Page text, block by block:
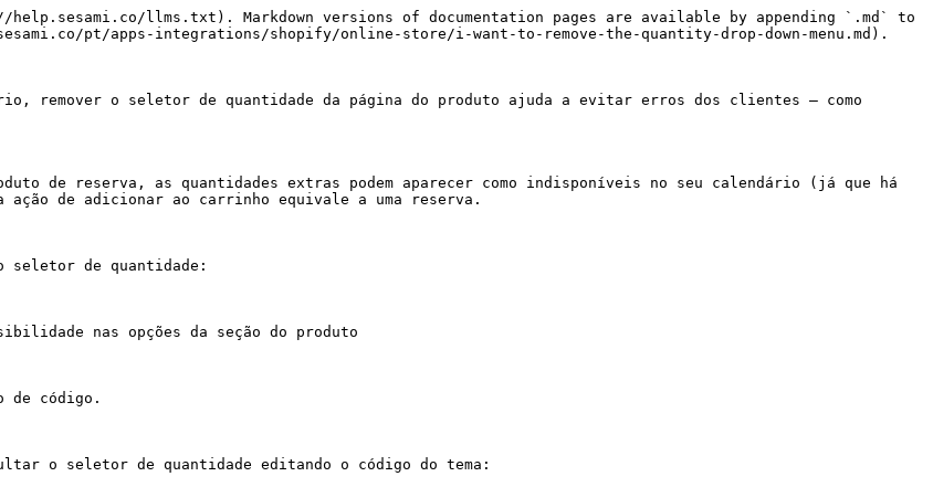
llms.txt). Markdown versions of documentation pages are available by appending `.md` to
pt/apps-integrations/shopify/online-store/i-want-to-remove-the-quantity-drop-down-menu.md).
remover o seletor de quantidade da página do produto ajuda a evitar erros dos clientes — como
de reserva, as quantidades extras podem aparecer como indisponíveis no seu calendário (já que há
ação de adicionar ao carrinho equivale a uma reserva.
seletor de quantidade:
nas opções da seção do produto
de código.
o seletor de quantidade editando o código do tema: